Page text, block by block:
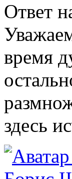
Ответ
время
здесь